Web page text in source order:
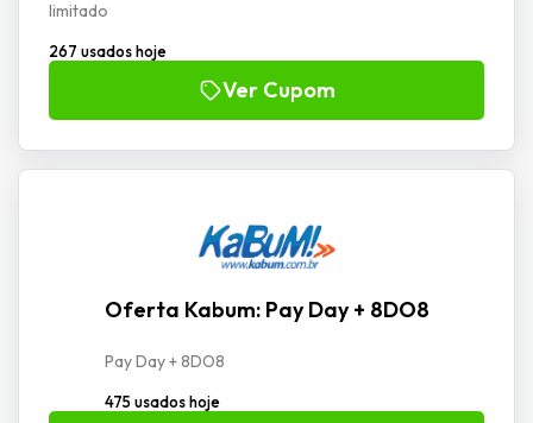
limitado
267 usados hoje
Ver Cupom
Oferta Kabum: Pay Day + 8DO8
Pay Day + 8DO8
475 usados hoje